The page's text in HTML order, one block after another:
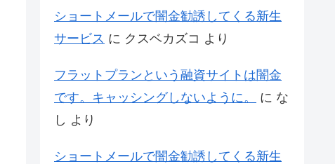
ショートメールで闇金勧誘してくる新生
サービス に クスベカズコ より
フラットプランという融資サイトは闇金
です。キャッシングしないように。
に な
し より
ショートメールで闇金勧誘してくる新生